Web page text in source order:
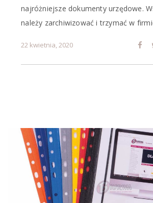
najróżniejsze dokumenty urzędowe.
należy zarchiwizować i trzymać w
22 kwietnia, 2020